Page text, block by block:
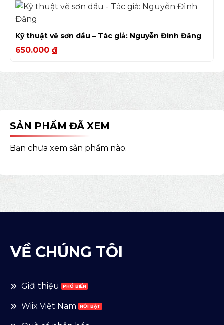
Kỹ thuật vẽ sơn dầu – Tác giả: Nguyễn Đình Đăng
650.000 ₫
SẢN PHẨM ĐÃ XEM
Bạn chưa xem sản phẩm nào.
VỀ CHÚNG TÔI
Giới thiệu
Wiix Việt Nam